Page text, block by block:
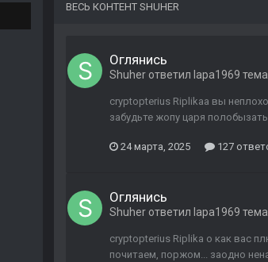
ВЕСЬ КОНТЕНТ SHUHER
Оглянись
Shuher ответил lapa1969
cryptopterius Riplikaа вы
забудьте жопу царя
24 марта, 2025 127
Оглянись
Shuher ответил lapa1969
cryptopterius Riplika о как вас
почитаем, поржом... заодно